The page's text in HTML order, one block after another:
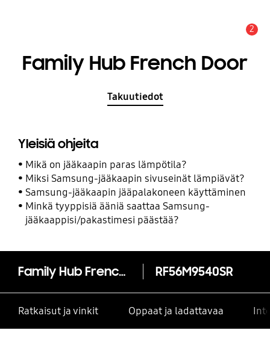
2
Family Hub French Door
Takuutiedot
Yleisiä ohjeita
Mikä on jääkaapin paras lämpötila?
Miksi Samsung-jääkaapin sivuseinät lämpiävät?
Samsung-jääkaapin jääpalakoneen käyttäminen
Minkä tyyppisiä ääniä saattaa Samsung-
jääkaappisi/pakastimesi päästää?
Family Hub French Door RF56M9540SR
Ratkaisut ja vinkit Oppaat ja ladattavaa